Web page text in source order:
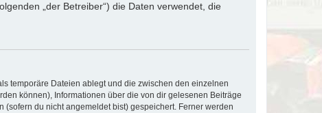
„der Betreiber“) die Daten verwendet, die
temporäre Dateien ablegt und die zwischen den einzelnen
können), Informationen über die von dir gelesenen Beiträge
du nicht angemeldet bist) gespeichert. Ferner werden